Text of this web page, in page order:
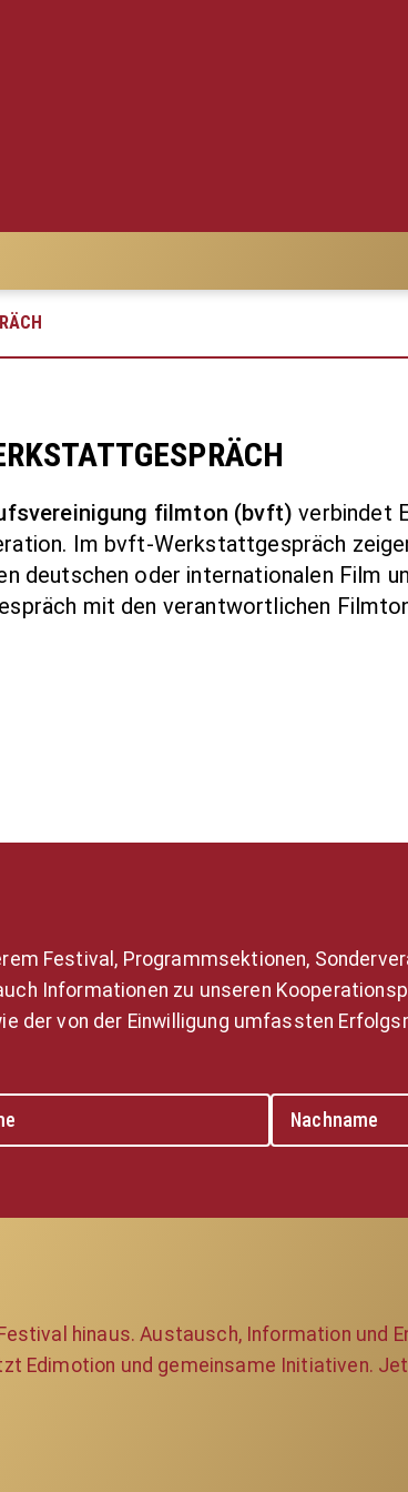
filmton (bvft) verbindet
Im bvft-Werkstattgespräch
deutschen oder internationalen Film
mit den verantwortlichen
Festival, Programmsektionen,
Informationen zu unseren
der von der Einwilligung umfassten
hinaus. Austausch, Information und
Edimotion und gemeinsame Initiativen.